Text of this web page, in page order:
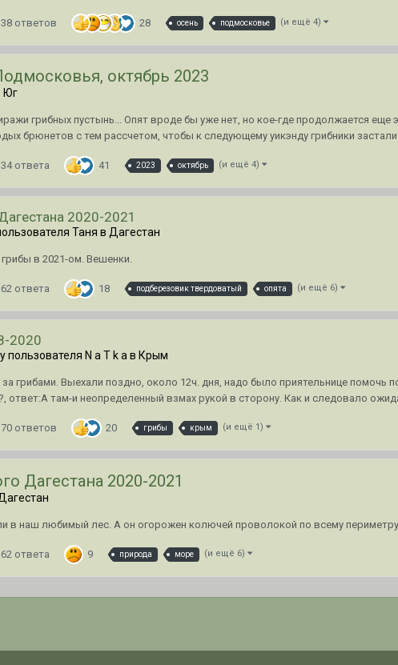
38 ответов 28 осень подмосковье (и ещё 4)
октябрь 2023
Юг
грибных пустынь... Опят вроде бы уже нет, но кое-где продолжается еще
брюнетов с тем рассчетом, чтобы к следующему уикэнду грибники
34 ответа 41 2023 октябрь (и ещё 4)
2020-2021
Таня в Дагестан
в 2021-ом. Вешенки.
62 ответа 18 подберезовик твердоватый опята (и ещё 6)
2020
пользователя N a T k a в Крым
грибами. Выехали поздно, около 12ч. дня, надо было приятельнице
ответ:А там-и неопределенный взмах рукой в сторону. Как и следовало
70 ответов 20 грибы крым (и ещё 1)
Дагестана 2020-2021
в наш любимый лес. А он огорожен колючей проволокой по всему
62 ответа 9 природа море (и ещё 6)